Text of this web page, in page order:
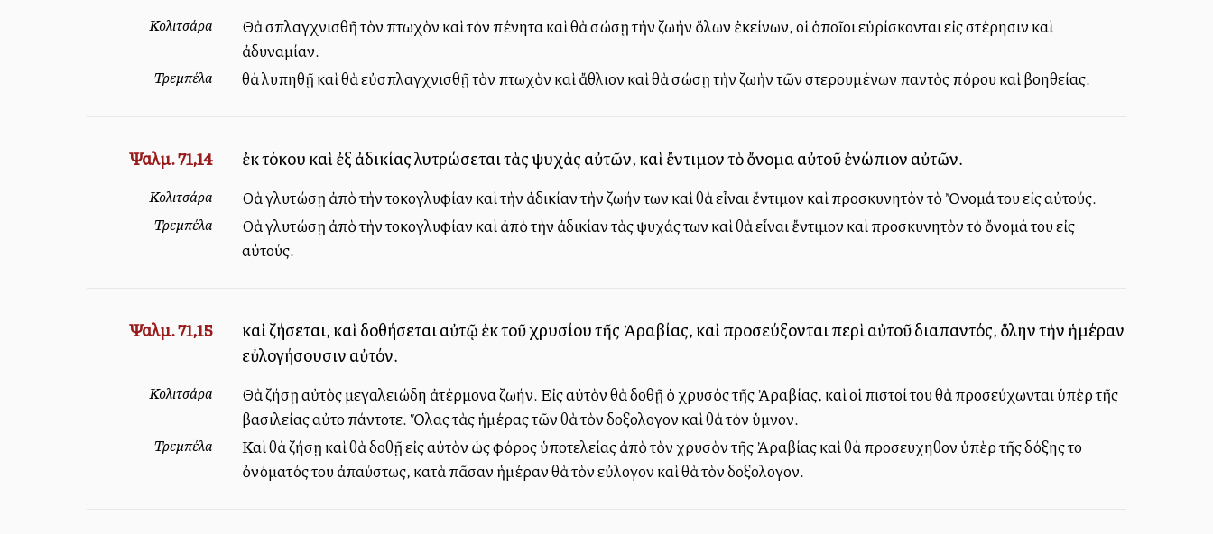
Κολιτσάρα
Θὰ σπλαγχνισθῆ τὸν πτωχὸν καὶ τὸν πένητα καὶ θὰ σώσῃ τὴν ζωὴν ὅλων ἐκείνων, οἱ ὁποῖοι εὑρίσκονται εἰς στέρησιν καὶ
ἀδυναμίαν.
Τρεμπέλα θὰ λυπηθῇ καὶ θὰ εὐσπλαγχνισθῇ τὸν πτωχὸν καὶ ἄθλιον καὶ θὰ σώσῃ τὴν ζωὴν τῶν στερουμένων παντὸς πόρου καὶ βοηθείας.
Ψαλμ. 71,14 ἐκ τόκου καὶ ἐξ ἀδικίας λυτρώσεται τὰς ψυχὰς αὐτῶν, καὶ ἔντιμον τὸ ὄνομα αὐτοῦ ἐνώπιον αὐτῶν.
Κολιτσάρα Θὰ γλυτώσῃ ἀπὸ τὴν τοκογλυφίαν καὶ τὴν ἀδικίαν τὴν ζωήν των καὶ θὰ εἶναι ἔντιμον καὶ προσκυνητὸν τὸ Ὄνομά του εἰς αὐτούς.
Τρεμπέλα
Θὰ γλυτώσῃ ἀπὸ τὴν τοκογλυφίαν καὶ ἀπὸ τὴν ἀδικίαν τὰς ψυχάς των καὶ θὰ εἶναι ἔντιμον καὶ προσκυνητὸν τὸ ὄνομά του εἰς
αὐτούς.
Ψαλμ. 71,15
καὶ ζήσεται, καὶ δοθήσεται αὐτῷ ἐκ τοῦ χρυσίου τῆς Ἀραβίας, καὶ προσεύξονται περὶ αὐτοῦ διαπαντός, ὅλην τὴν ἡμέραν
εὐλογήσουσιν αὐτόν.
Κολιτσάρα
Θὰ ζήσῃ αὐτὸς μεγαλειώδη ἀτέρμονα ζωήν. Εἰς αὐτὸν θὰ δοθῇ ὁ χρυσὸς τῆς Ἀραβίας, καὶ οἱ πιστοί του θὰ προσεύχωνται ὑπὲρ τῆς
βασιλείας αὐτοῦ πάντοτε. Ὅλας τὰς ἡμέρας τῶν θὰ τὸν δοξολογοῦν καὶ θὰ τὸν ὑμνοῦν.
Τρεμπέλα
Καὶ θὰ ζήσῃ καὶ θὰ δοθῇ εἰς αὐτὸν ὡς φόρος ὑποτελείας ἀπὸ τὸν χρυσὸν τῆς Ἀραβίας καὶ θὰ προσευχηθοῦν ὑπὲρ τῆς δόξης τοῦ
ὀνόματός του ἀπαύστως, κατὰ πᾶσαν ἡμέραν θὰ τὸν εὐλογοῦν καὶ θὰ τὸν δοξολογοῦν.